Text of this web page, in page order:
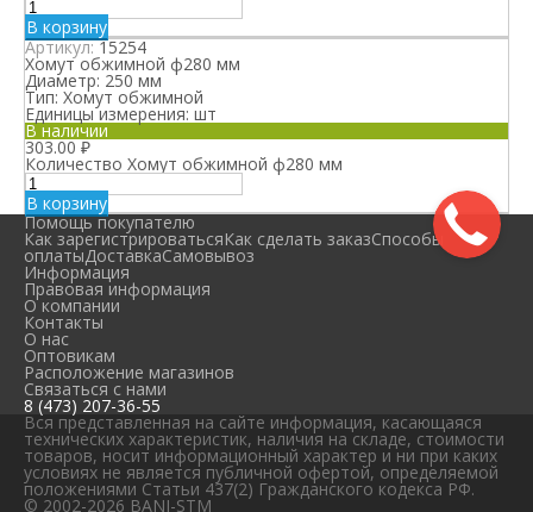
В корзину
Артикул:15254
Хомут обжимной ф280 мм
Диаметр: 250 мм
Тип: Хомут обжимной
Единицы измерения: шт
В наличии
303.00₽
Количество Хомут обжимной ф280 мм
В корзину
Помощь покупателю
Как зарегистрироватьсяКак сделать заказСпособы
оплатыДоставкаСамовывоз
Информация
Правовая информация
О компании
Контакты
О нас
Оптовикам
Расположение магазинов
Связаться с нами
8 (473) 207-36-55
Вся представленная на сайте информация, касающаяся
технических характеристик, наличия на складе, стоимости
товаров, носит информационный характер и ни при каких
условиях не является публичной офертой, определяемой
положениями Статьи 437(2) Гражданского кодекса РФ.
© 2002-2026 BANI-STM